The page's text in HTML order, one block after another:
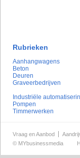
Rubrieken
Aanhangwagens
Beton
Deuren
Graveerbedrijven
Industriële
Pompen
Timmerwerken
Vraag en Aanbod
© MYbusinessmedia